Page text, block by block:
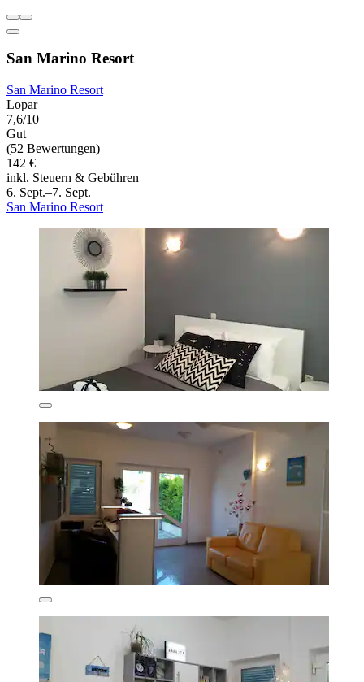
San Marino Resort
San Marino Resort
Lopar
7,6/10
Gut
(52 Bewertungen)
142 €
inkl. Steuern & Gebühren
6. Sept.–7. Sept.
San Marino Resort